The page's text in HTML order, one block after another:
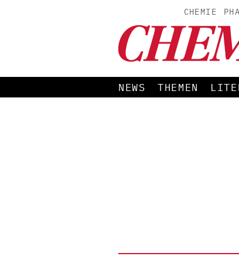
CHEMIE
NEWS THEMEN